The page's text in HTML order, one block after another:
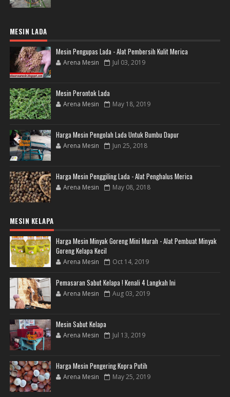
MESIN LADA
Mesin Pengupas Lada - Alat Pembersih Kulit Merica
Arena Mesin Jul 03, 2019
Mesin Perontok Lada
Arena Mesin May 18, 2019
Harga Mesin Pengolah Lada Untuk Bumbu Dapur
Arena Mesin Jun 25, 2018
Harga Mesin Penggiling Lada - Alat Penghalus Merica
Arena Mesin May 08, 2018
MESIN KELAPA
Harga Mesin Minyak Goreng Mini Murah - Alat Pembuat Minyak
Goreng Kelapa Kecil
Arena Mesin Oct 14, 2019
Pemasaran Sabut Kelapa ! Kenali 4 Langkah Ini
Arena Mesin Aug 03, 2019
Mesin Sabut Kelapa
Arena Mesin Jul 13, 2019
Harga Mesin Pengering Kopra Putih
Arena Mesin May 25, 2019